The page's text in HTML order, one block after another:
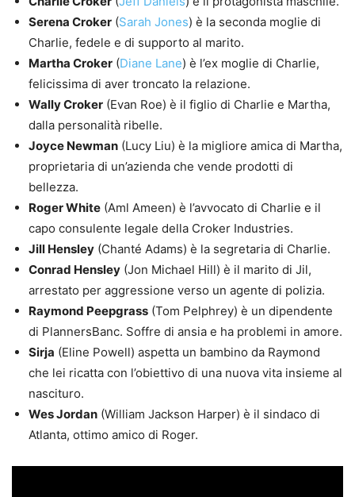
Serena Croker (Sarah Jones) è la seconda moglie di
Charlie, fedele e di supporto al marito.
Martha Croker (Diane Lane) è l’ex moglie di Charlie,
felicissima di aver troncato la relazione.
Wally Croker (Evan Roe) è il figlio di Charlie e Martha,
dalla personalità ribelle.
Joyce Newman (Lucy Liu) è la migliore amica di Martha,
proprietaria di un’azienda che vende prodotti di
bellezza.
Roger White (Aml Ameen) è l’avvocato di Charlie e il
capo consulente legale della Croker Industries.
Jill Hensley (Chanté Adams) è la segretaria di Charlie.
Conrad Hensley (Jon Michael Hill) è il marito di Jil,
arrestato per aggressione verso un agente di polizia.
Raymond Peepgrass (Tom Pelphrey) è un dipendente
di PlannersBanc. Soffre di ansia e ha problemi in amore.
Sirja (Eline Powell) aspetta un bambino da Raymond
che lei ricatta con l’obiettivo di una nuova vita insieme al
nascituro.
Wes Jordan (William Jackson Harper) è il sindaco di
Atlanta, ottimo amico di Roger.